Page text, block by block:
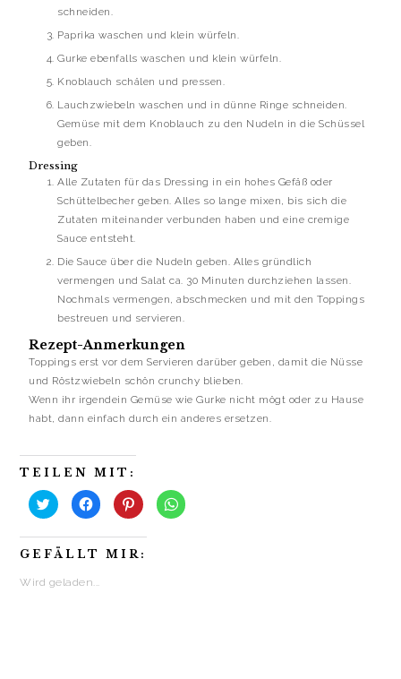
schneiden.
Paprika waschen und klein würfeln.
Gurke ebenfalls waschen und klein würfeln.
Knoblauch schälen und pressen.
Lauchzwiebeln waschen und in dünne Ringe schneiden.
Gemüse mit dem Knoblauch zu den Nudeln in die Schüssel
geben.
Dressing
Alle Zutaten für das Dressing in ein hohes Gefäß oder
Schüttelbecher geben. Alles so lange mixen, bis sich die
Zutaten miteinander verbunden haben und eine cremige
Sauce entsteht.
Die Sauce über die Nudeln geben. Alles gründlich
vermengen und Salat ca. 30 Minuten durchziehen lassen.
Nochmals vermengen, abschmecken und mit den Toppings
bestreuen und servieren.
Rezept-Anmerkungen
Toppings erst vor dem Servieren darüber geben, damit die Nüsse
und Röstzwiebeln schön crunchy blieben.
Wenn ihr irgendein Gemüse wie Gurke nicht mögt oder zu Hause
habt, dann einfach durch ein anderes ersetzen.
TEILEN MIT:
K
l
c
k
,
ü
K
l
c
,
a
K
l
c
,
K
l
GEFÄLLT MIR:
Wird geladen...